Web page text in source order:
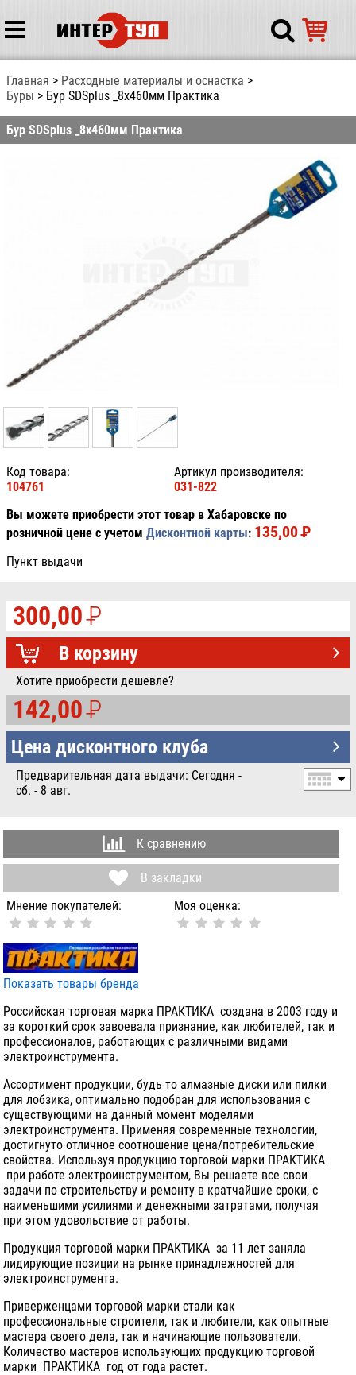
Главная
Расходные материалы и оснастка
Буры
Бур SDSplus _8х460мм Практика
Бур SDSplus _8х460мм Практика
Код товара:
104761
Артикул производителя:
031-822
Вы можете приобрести этот товар в Хабаровске по
розничной цене с учетом Дисконтной карты: 135,00PУБ.
Пункт выдачи
300,00P
УБ.
В корзину
Хотите приобрести дешевле?
142,00P
УБ.
Цена дисконтного клуба
Предварительная дата выдачи: Сегодня -
сб. - 8 авг.
К сравнению
В закладки
Мнение покупателей:
Моя оценка:
Показать товары бренда
Российская торговая марка ПРАКТИКА создана в 2003 году и
за короткий срок завоевала признание, как любителей, так и
профессионалов, работающих с различными видами
электроинструмента.
Ассортимент продукции, будь то алмазные диски или пилки
для лобзика, оптимально подобран для использования с
существующими на данный момент моделями
электроинструмента. Применяя современные технологии,
достигнуто отличное соотношение цена/потребительские
свойства. Используя продукцию торговой марки ПРАКТИКА
при работе электроинструментом, Вы решаете все свои
задачи по строительству и ремонту в кратчайшие сроки, с
наименьшими усилиями и денежными затратами, получая
при этом удовольствие от работы.
Продукция торговой марки ПРАКТИКА за 11 лет заняла
лидирующие позиции на рынке принадлежностей для
электроинструмента.
Приверженцами торговой марки стали как
профессиональные строители, так и любители, как опытные
мастера своего дела, так и начинающие пользователи.
Количество мастеров использующих продукцию торговой
марки ПРАКТИКА год от года растет.